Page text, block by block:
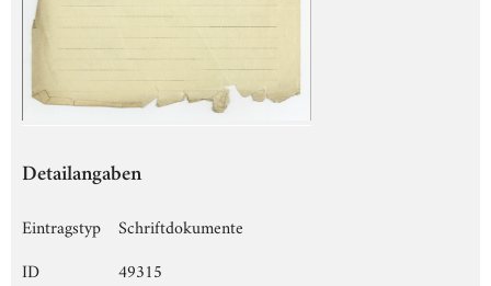
Detailangaben
Eintragstyp
Schriftdokumente
ID
49315